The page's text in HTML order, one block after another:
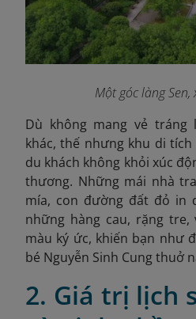
Một góc làng Sen,
Dù không mang vẻ
khác, thế nhưng khu di
du khách không khỏi xúc
thương. Những mái nhà
mía, con đường đất đỏ in
những hàng cau, rặng
màu ký ức, khiến bạn như
bé Nguyễn Sinh Cung thuở
2. Giá trị lịch